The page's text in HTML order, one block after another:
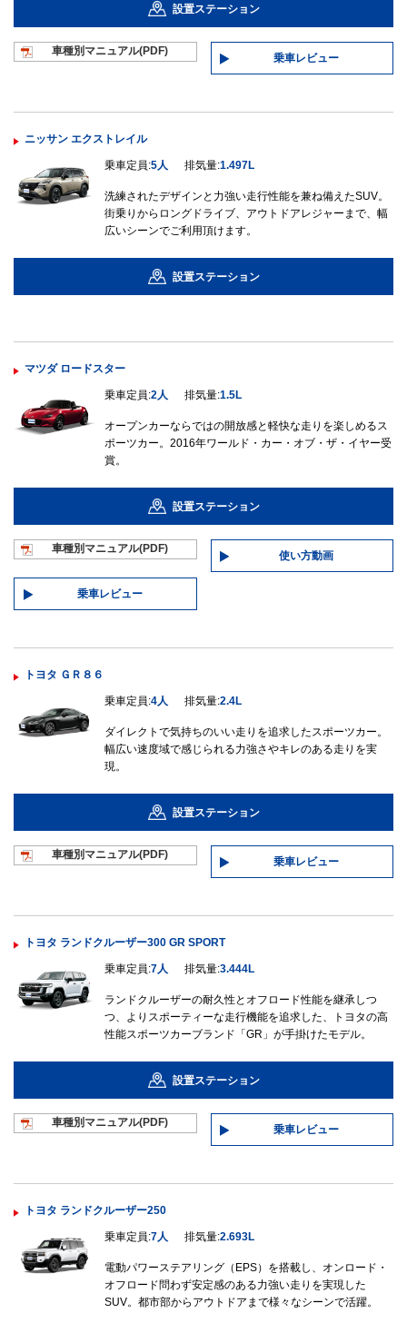
設置ステーション
車種別マニュアル(PDF)
乗車レビュー
ニッサン エクストレイル
乗車定員:5人 排気量:1.497L
洗練されたデザインと力強い走行性能を兼ね備えたSUV。
街乗りからロングドライブ、アウトドアレジャーまで、幅
広いシーンでご利用頂けます。
設置ステーション
マツダ ロードスター
乗車定員:2人 排気量:1.5L
オープンカーならではの開放感と軽快な走りを楽しめるス
ポーツカー。2016年ワールド・カー・オブ・ザ・イヤー受
賞。
設置ステーション
車種別マニュアル(PDF)
使い方動画
乗車レビュー
トヨタ ＧＲ８６
乗車定員:4人 排気量:2.4L
ダイレクトで気持ちのいい走りを追求したスポーツカー。
幅広い速度域で感じられる力強さやキレのある走りを実
現。
設置ステーション
車種別マニュアル(PDF)
乗車レビュー
トヨタ ランドクルーザー300 GR SPORT
乗車定員:7人 排気量:3.444L
ランドクルーザーの耐久性とオフロード性能を継承しつ
つ、よりスポーティーな走行機能を追求した、トヨタの高
性能スポーツカーブランド「GR」が手掛けたモデル。
設置ステーション
車種別マニュアル(PDF)
乗車レビュー
トヨタ ランドクルーザー250
乗車定員:7人 排気量:2.693L
電動パワーステアリング（EPS）を搭載し、オンロード・
オフロード問わず安定感のある力強い走りを実現した
SUV。都市部からアウトドアまで様々なシーンで活躍。